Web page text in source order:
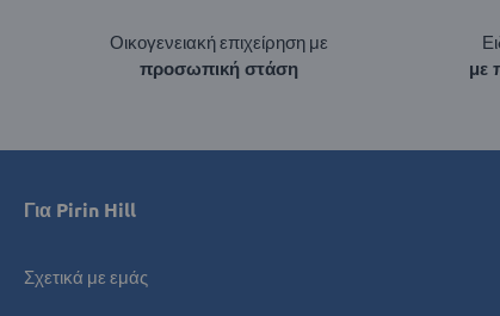
Οικογενειακή επιχείρηση με
προσωπική στάση
με
Για Pirin Hill
Σχετικά με εμάς